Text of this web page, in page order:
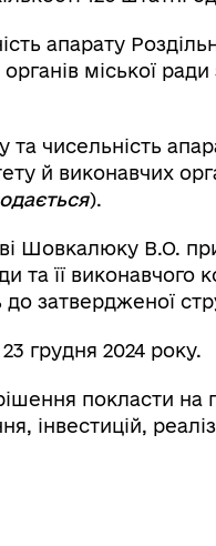
апарату
міської
чисельність
й виконавчих
).
Шовкалюку В.О.
та її виконавчого
до затвердженої
грудня 2024 року.
покласти на
інвестицій,